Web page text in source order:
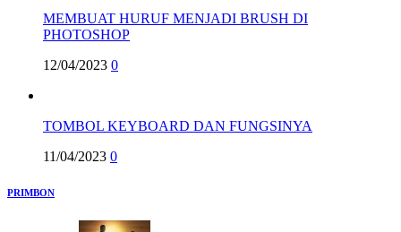
MEMBUAT HURUF MENJADI BRUSH DI
PHOTOSHOP
12/04/2023 0
TOMBOL KEYBOARD DAN FUNGSINYA
11/04/2023 0
PRIMBON